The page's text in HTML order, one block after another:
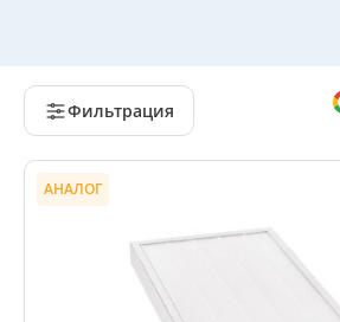
Фильтрация
АНАЛОГ